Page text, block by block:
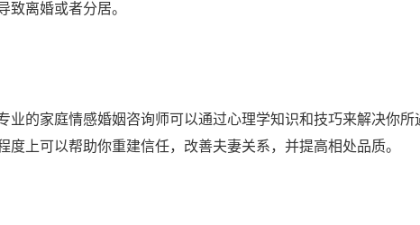
致离婚或者分居。
业的家庭情感婚姻咨询师可以通过心理学知识和技巧来解决你所
上可以帮助你重建信任，改善夫妻关系，并提高相处品质。